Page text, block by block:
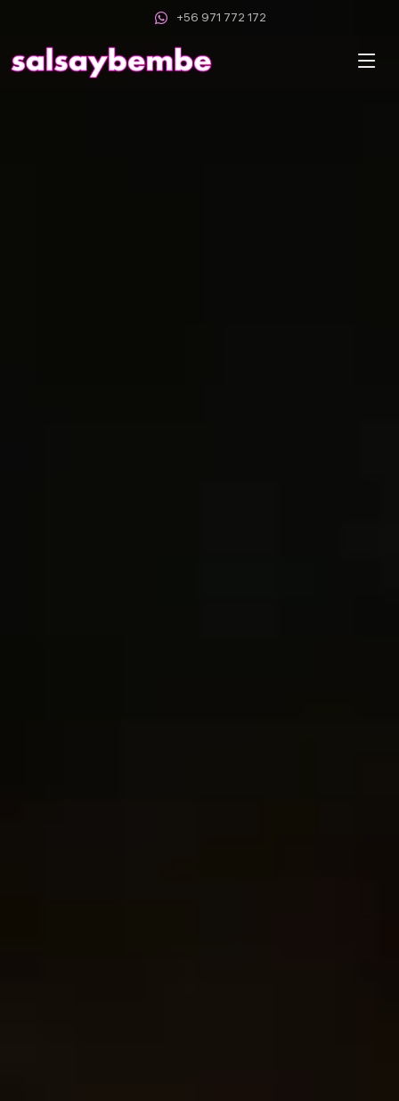
+56 971 772 172